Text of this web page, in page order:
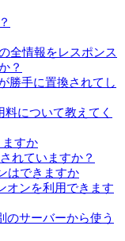
全情報をレスポンス
？
勝手に置換されてし
について教えてく
ますか
れていますか？
はできますか
オンを利用できます
のサーバーから使う